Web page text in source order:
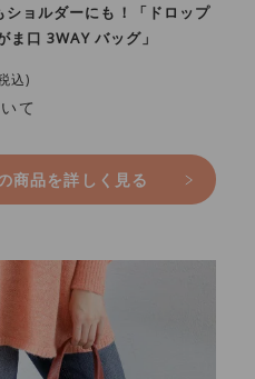
ショルダーにも！「ドロップ
ま口 3WAY バッグ」
込
商品を詳しく見る